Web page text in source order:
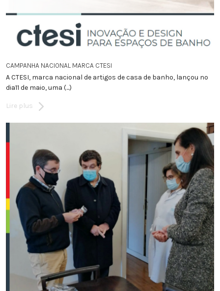
CAMPANHA NACIONAL MARCA CTESI
A CTESI, marca nacional de artigos de casa de banho, lançou no
dia11 de maio, uma (...)
Lire plus